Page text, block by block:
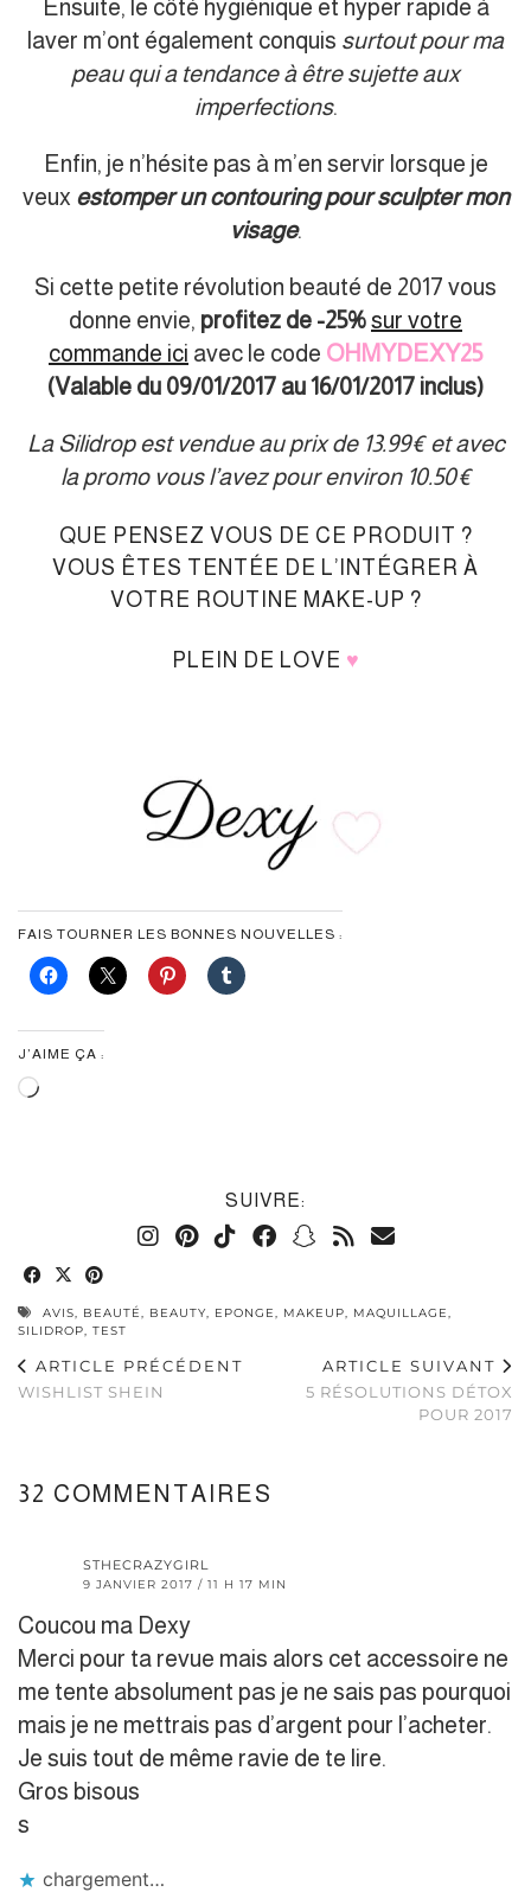
Ensuite, le côté hygiénique et hyper rapide à
laver m’ont également conquis surtout pour ma
peau qui a tendance à être sujette aux
imperfections.
Enfin, je n’hésite pas à m’en servir lorsque je
veux estomper un contouring pour sculpter mon
visage.
Si cette petite révolution beauté de 2017 vous
donne envie, profitez de -25%sur votre
commande ici avec le code OHMYDEXY25
(Valable du 09/01/2017 au 16/01/2017 inclus)
La Silidrop est vendue au prix de 13.99€ et avec
la promo vous l’avez pour environ 10.50€
QUE PENSEZ VOUS DE CE PRODUIT ?
VOUS ÊTES TENTÉE DE L’INTÉGRER À
VOTRE ROUTINE MAKE-UP ?
PLEIN DE LOVE ♥︎
FAIS TOURNER LES BONNES NOUVELLES :
J’AIME ÇA :
Chargement…
SUIVRE:
AVIS BEAUTÉ BEAUTY EPONGE MAKEUP MAQUILLAGE
SILIDROP
TEST
ARTICLE PRÉCÉDENT
WISHLIST SHEIN
ARTICLE SUIVANT
5 RÉSOLUTIONS DÉTOX
POUR 2017
32 COMMENTAIRES
STHECRAZYGIRL
9 JANVIER 2017 / 11 H 17 MIN
Coucou ma Dexy
Merci pour ta revue mais alors cet accessoire ne
me tente absolument pas je ne sais pas pourquoi
mais je ne mettrais pas d’argent pour l’acheter.
Je suis tout de même ravie de te lire.
Gros bisous
s
chargement…